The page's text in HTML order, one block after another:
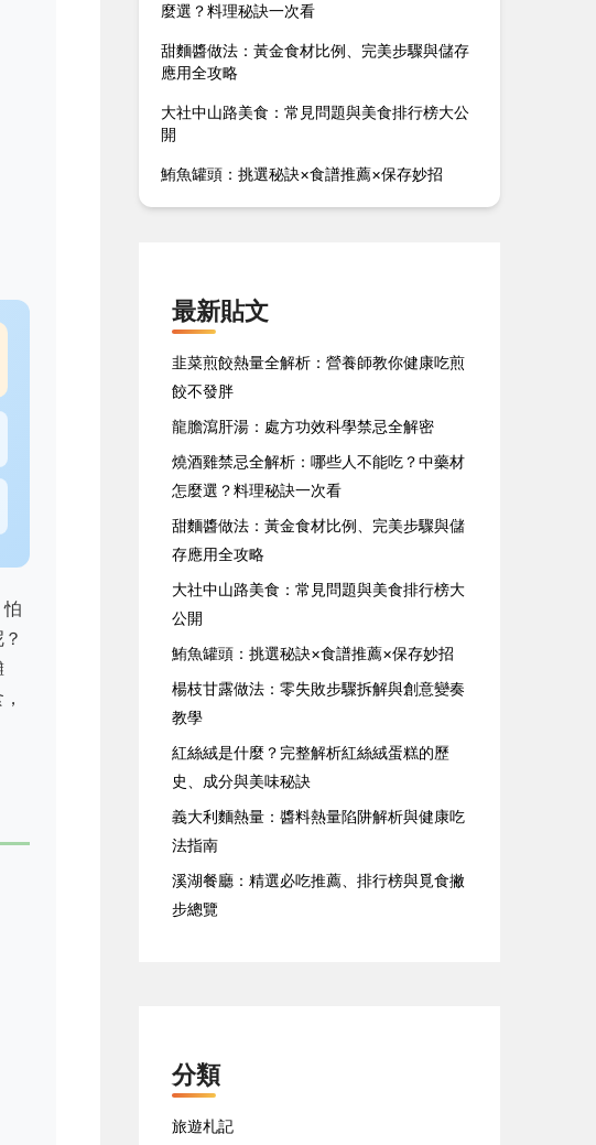
麼選？料理秘訣一次看
甜麵醬做法：黃金食材比例、完美步驟與儲存
應用全攻略
大社中山路美食：常見問題與美食排行榜大公
開
鮪魚罐頭：挑選秘訣×食譜推薦×保存妙招
最新貼文
韭菜煎餃熱量全解析：營養師教你健康吃煎
餃不發胖
龍膽瀉肝湯：處方功效科學禁忌全解密
燒酒雞禁忌全解析：哪些人不能吃？中藥材
怎麼選？料理秘訣一次看
甜麵醬做法：黃金食材比例、完美步驟與儲
存應用全攻略
大社中山路美食：常見問題與美食排行榜大
公開
鮪魚罐頭：挑選秘訣×食譜推薦×保存妙招
楊枝甘露做法：零失敗步驟拆解與創意變奏
教學
紅絲絨是什麼？完整解析紅絲絨蛋糕的歷
史、成分與美味秘訣
義大利麵熱量：醬料熱量陷阱解析與健康吃
法指南
溪湖餐廳：精選必吃推薦、排行榜與覓食撇
步總覽
分類
旅遊札記